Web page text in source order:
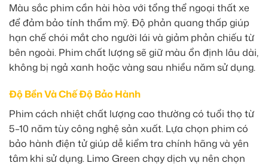
Màu sắc phim cần hài hòa với tổng thể ngoại thất xe
để đảm bảo tính thẩm mỹ. Độ phản quang thấp giúp
hạn chế chói mắt cho người lái và giảm phản chiếu từ
bên ngoài. Phim chất lượng sẽ giữ màu ổn định lâu dài,
không bị ngả xanh hoặc vàng sau nhiều năm sử dụng.
Độ Bền Và Chế Độ Bảo Hành
Phim cách nhiệt chất lượng cao thường có tuổi thọ từ
5–10 năm tùy công nghệ sản xuất. Lựa chọn phim có
bảo hành điện tử giúp dễ kiểm tra chính hãng và yên
tâm khi sử dụng. Limo Green chạy dịch vụ nên chọn